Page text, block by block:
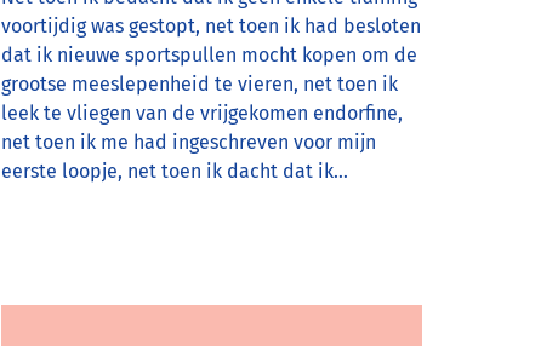
voortijdig was gestopt, net toen ik had besloten
dat ik nieuwe sportspullen mocht kopen om de
grootse meeslepenheid te vieren, net toen ik
leek te vliegen van de vrijgekomen endorfine,
net toen ik me had ingeschreven voor mijn
eerste loopje, net toen ik dacht dat ik…